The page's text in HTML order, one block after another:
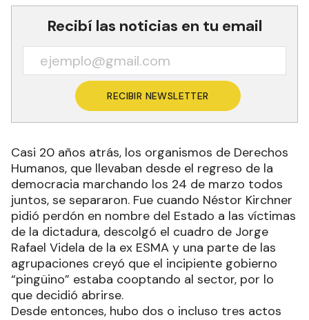
Recibí las noticias en tu email
RECIBIR NEWSLETTER
Casi 20 años atrás, los organismos de Derechos
Humanos, que llevaban desde el regreso de la
democracia marchando los 24 de marzo todos
juntos, se separaron. Fue cuando Néstor Kirchner
pidió perdón en nombre del Estado a las víctimas
de la dictadura, descolgó el cuadro de Jorge
Rafael Videla de la ex ESMA y una parte de las
agrupaciones creyó que el incipiente gobierno
“pingüino” estaba cooptando al sector, por lo
que decidió abrirse.
Desde entonces, hubo dos o incluso tres actos